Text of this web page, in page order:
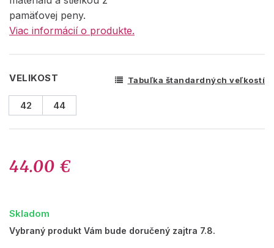
pamäťovej peny.
Viac informácií o produkte.
VELIKOST Tabuľka štandardných veľkostí
42 44
44.00 €
Skladom
Vybraný produkt Vám bude doručený zajtra 7.8.